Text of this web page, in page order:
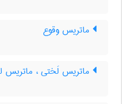
ماتریس وقوع
ماتریس لَختی ، ماتریس